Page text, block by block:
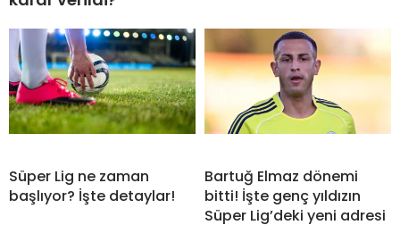
Süper Lig ne zaman
başlıyor? İşte detaylar!
Bartuğ Elmaz dönemi
bitti! İşte genç yıldızın
Süper Lig’deki yeni adresi